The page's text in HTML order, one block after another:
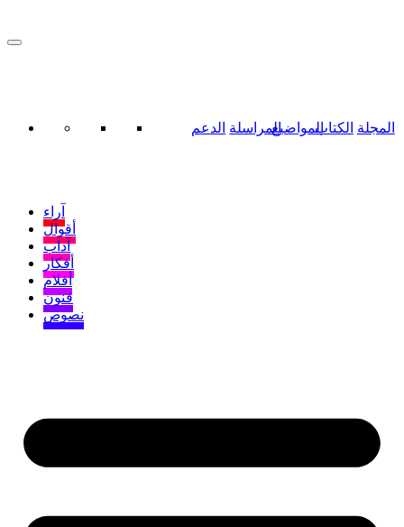
الدعم المراسلةالمواضيعالكتاب المجلة
آراء
أقوال
آداب
أفكار
أفلام
فنون
نصوص